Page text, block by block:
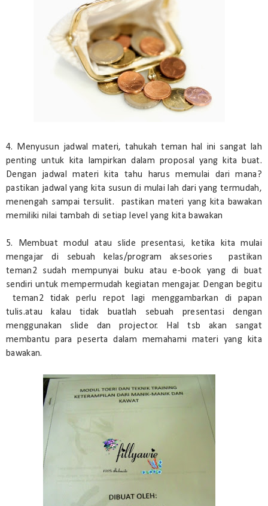
4. Menyusun jadwal materi, tahukah teman hal ini sangat lah
penting untuk kita lampirkan dalam proposal yang kita buat.
Dengan jadwal materi kita tahu harus memulai dari mana?
pastikan jadwal yang kita susun di mulai lah dari yang termudah,
menengah sampai tersulit. pastikan materi yang kita bawakan
memiliki nilai tambah di setiap level yang kita bawakan
5. Membuat modul atau slide presentasi, ketika kita mulai
mengajar di sebuah kelas/program aksesories pastikan
teman2 sudah mempunyai buku atau e-book yang di buat
sendiri untuk mempermudah kegiatan mengajar. Dengan begitu
teman2 tidak perlu repot lagi menggambarkan di papan
tulis.atau kalau tidak buatlah sebuah presentasi dengan
menggunakan slide dan projector. Hal tsb akan sangat
membantu para peserta dalam memahami materi yang kita
bawakan.